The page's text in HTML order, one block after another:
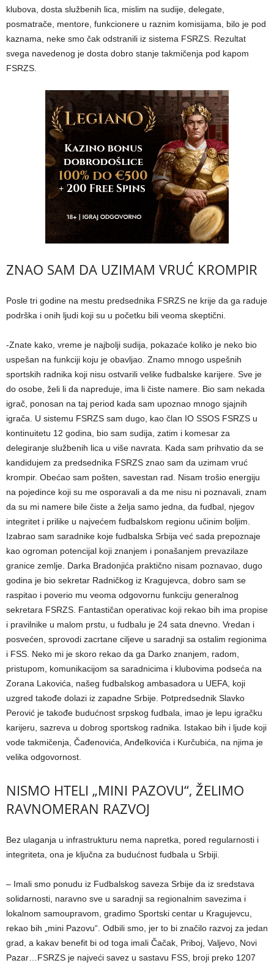
klubova, dosta službenih lica, mislim na sudije, delegate,
posmatrače, mentore, funkcionere u raznim komisijama, bilo je pod
kaznama, neke smo čak odstranili iz sistema FSRZS. Rezultat
svega navedenog je dosta dobro stanje takmičenja pod kapom
FSRZS.
ZNAO SAM DA UZIMAM VRUĆ KROMPIR
Posle tri godine na mestu predsednika FSRZS ne krije da ga raduje
podrška i onih ljudi koji su u početku bili veoma skeptični.
-Znate kako, vreme je najbolji sudija, pokazaće koliko je neko bio
uspešan na funkciji koju je obavljao. Znamo mnogo uspešnih
sportskih radnika koji nisu ostvarili velike fudbalske karijere. Sve je
do osobe, želi li da napreduje, ima li čiste namere. Bio sam nekada
igrač, ponosan na taj period kada sam upoznao mnogo sjajnih
igrača. U sistemu FSRZS sam dugo, kao član IO SSOS FSRZS u
kontinuitetu 12 godina, bio sam sudija, zatim i komesar za
delegiranje službenih lica u više navrata. Kada sam prihvatio da se
kandidujem za predsednika FSRZS znao sam da uzimam vruć
krompir. Obećao sam pošten, savestan rad. Nisam trošio energiju
na pojedince koji su me osporavali a da me nisu ni poznavali, znam
da su mi namere bile čiste a želja samo jedna, da fudbal, njegov
integritet i prilike u najvećem fudbalskom regionu učinim boljim.
Izabrao sam saradnike koje fudbalska Srbija već sada prepoznaje
kao ogroman potencijal koji znanjem i ponašanjem prevazilaze
granice zemlje. Darka Bradonjića praktično nisam poznavao, dugo
godina je bio sekretar Radničkog iz Kragujevca, dobro sam se
raspitao i poverio mu veoma odgovornu funkciju generalnog
sekretara FSRZS. Fantastičan operativac koji rekao bih ima propise
i pravilnike u malom prstu, u fudbalu je 24 sata dnevno. Vredan i
posvećen, sprovodi zacrtane ciljeve u saradnji sa ostalim regionima
i FSS. Neko mi je skoro rekao da ga Darko znanjem, radom,
pristupom, komunikacijom sa saradnicima i klubovima podseća na
Zorana Lakovića, našeg fudbalskog ambasadora u UEFA, koji
uzgred takođe dolazi iz zapadne Srbije. Potpredsednik Slavko
Perović je takođe budućnost srpskog fudbala, imao je lepu igračku
karijeru, sazreva u dobrog sportskog radnika. Istakao bih i ljude koji
vode takmičenja, Čađenovića, Anđelkovića i Kurčubića, na njima je
velika odgovornost.
NISMO HTELI „MINI PAZOVU“, ŽELIMO
RAVNOMERAN RAZVOJ
Bez ulaganja u infrastrukturu nema napretka, pored regularnosti i
integriteta, ona je ključna za budućnost fudbala u Srbiji.
– Imali smo ponudu iz Fudbalskog saveza Srbije da iz sredstava
solidarnosti, naravno sve u saradnji sa regionalnim savezima i
lokalnom samoupravom, gradimo Sportski centar u Kragujevcu,
rekao bih „mini Pazovu“. Odbili smo, jer to bi značilo razvoj za jedan
grad, a kakav benefit bi od toga imali Čačak, Priboj, Valjevo, Novi
Pazar…FSRZS je najveći savez u sastavu FSS, broji preko 1207